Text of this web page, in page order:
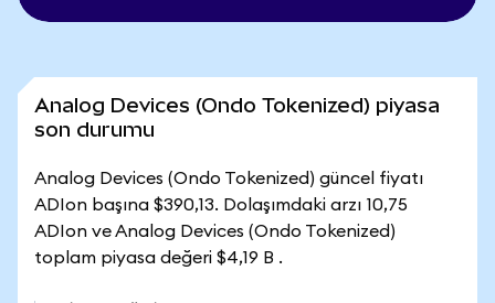
Analog Devices (Ondo Tokenized) piyasa
son durumu
Analog Devices (Ondo Tokenized) güncel fiyatı
ADIon başına $390,13. Dolaşımdaki arzı 10,75
ADIon ve Analog Devices (Ondo Tokenized)
toplam piyasa değeri $4,19 B .